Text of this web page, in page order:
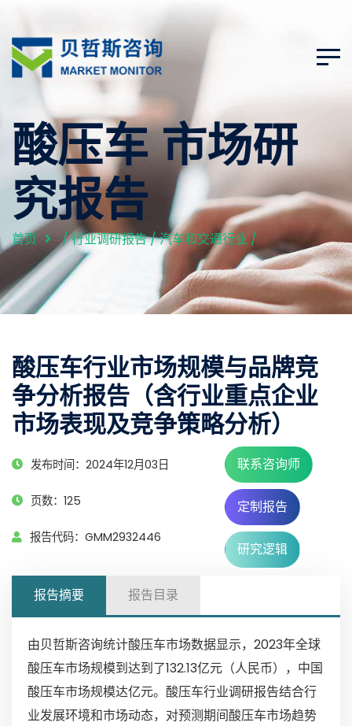
酸压车 市场研
究报告
首页 /行业调研报告/汽车和交通行业/
酸压车行业市场规模与品牌竞
争分析报告（含行业重点企业
市场表现及竞争策略分析）
发布时间：2024年12月03日
页数：125
报告代码：GMM2932446
联系咨询师
定制报告
研究逻辑
报告摘要 报告目录
由贝哲斯咨询统计酸压车市场数据显示，2023年全球
酸压车市场规模到达到了132.13亿元（人民币），中国
酸压车市场规模达亿元。酸压车行业调研报告结合行
业发展环境和市场动态，对预测期间酸压车市场趋势